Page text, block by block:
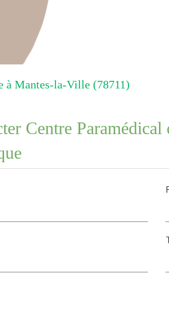
à Mantes-la-Ville (78711)
Centre